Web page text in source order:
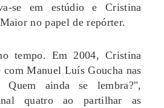
se em estúdio e Cristina
no papel de repórter.
tempo. Em 2004, Cristina
com Manuel Luís Goucha nas
Quem ainda se lembra?",
quatro ao partilhar as